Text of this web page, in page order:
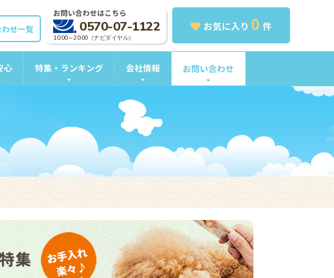
お気に入り 0 件
お問い合わせはこちら
0570-07-1122
10:00～20:00（ナビダイヤル）
せ一覧
心 特集・ランキング 会社情報 お問い合わせ